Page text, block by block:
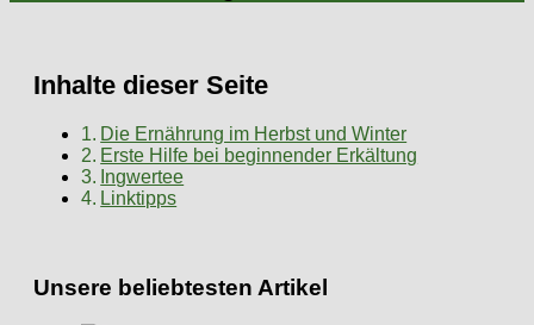
Inhalte dieser Seite
Die Ernährung im Herbst und Winter
Erste Hilfe bei beginnender Erkältung
Ingwertee
Linktipps
Unsere beliebtesten Artikel